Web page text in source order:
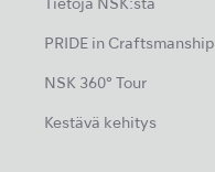
Tietoja NSK:sta
PRIDE in Craftsmanship
NSK 360° Tour
Kestävä kehitys